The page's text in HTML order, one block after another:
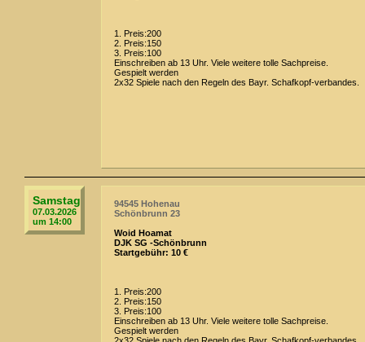
1. Preis:200
2. Preis:150
3. Preis:100
Einschreiben ab 13 Uhr. Viele weitere tolle Sachpreise.
Gespielt werden
2x32 Spiele nach den Regeln des Bayr. Schafkopf-verbandes.
Samstag
07.03.2026
um 14:00
94545 Hohenau
Schönbrunn 23
Woid Hoamat
DJK SG -Schönbrunn
Startgebühr: 10 €
1. Preis:200
2. Preis:150
3. Preis:100
Einschreiben ab 13 Uhr. Viele weitere tolle Sachpreise.
Gespielt werden